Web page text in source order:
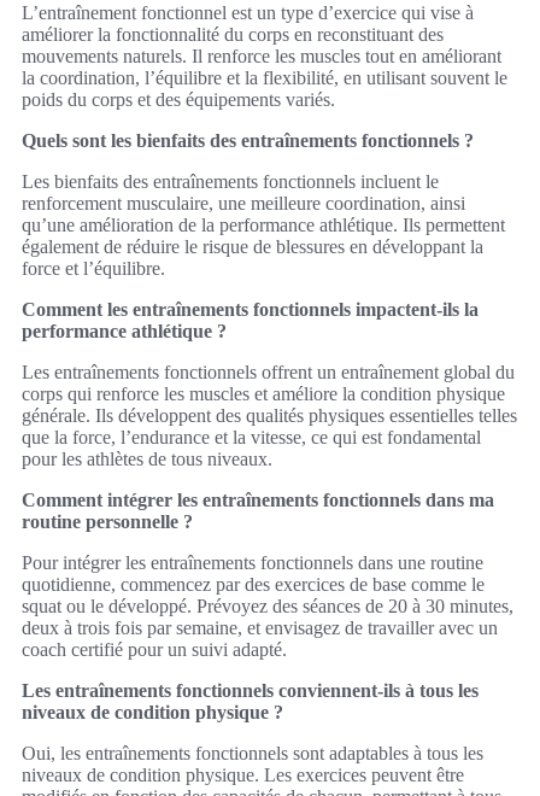
L’entraînement fonctionnel est un type d’exercice qui vise à
améliorer la fonctionnalité du corps en reconstituant des
mouvements naturels. Il renforce les muscles tout en améliorant
la coordination, l’équilibre et la flexibilité, en utilisant souvent le
poids du corps et des équipements variés.
Quels sont les bienfaits des entraînements fonctionnels ?
Les bienfaits des entraînements fonctionnels incluent le
renforcement musculaire, une meilleure coordination, ainsi
qu’une amélioration de la performance athlétique. Ils permettent
également de réduire le risque de blessures en développant la
force et l’équilibre.
Comment les entraînements fonctionnels impactent-ils la
performance athlétique ?
Les entraînements fonctionnels offrent un entraînement global du
corps qui renforce les muscles et améliore la condition physique
générale. Ils développent des qualités physiques essentielles telles
que la force, l’endurance et la vitesse, ce qui est fondamental
pour les athlètes de tous niveaux.
Comment intégrer les entraînements fonctionnels dans ma
routine personnelle ?
Pour intégrer les entraînements fonctionnels dans une routine
quotidienne, commencez par des exercices de base comme le
squat ou le développé. Prévoyez des séances de 20 à 30 minutes,
deux à trois fois par semaine, et envisagez de travailler avec un
coach certifié pour un suivi adapté.
Les entraînements fonctionnels conviennent-ils à tous les
niveaux de condition physique ?
Oui, les entraînements fonctionnels sont adaptables à tous les
niveaux de condition physique. Les exercices peuvent être